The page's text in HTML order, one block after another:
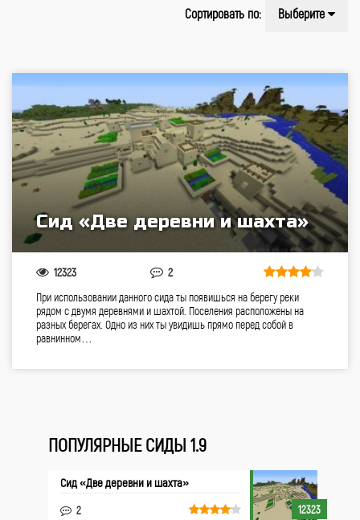
Сортировать по: Выберите
Сид «Две деревни и шахта»
12323 2
При использовании данного сида ты появишься на берегу реки
рядом с двумя деревнями и шахтой. Поселения расположены на
разных берегах. Одно из них ты увидишь прямо перед собой в
равнинном…
ПОПУЛЯРНЫЕ СИДЫ 1.9
12323
Сид «Две деревни и шахта»
2